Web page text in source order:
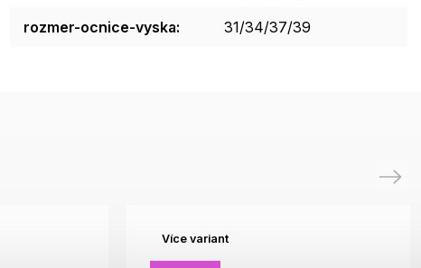
rozmer-ocnice-vyska: 31/34/37/39
Více variant
Next